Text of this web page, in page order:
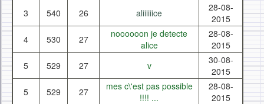
3
540 26 aliiiiiice
28-08-
2015
4
530 27
noooooon je detecte
alice
28-08-
2015
5
529 27 v
30-08-
2015
5
529 27
mes c\'est pas possible
!!!! ...
28-08-
2015